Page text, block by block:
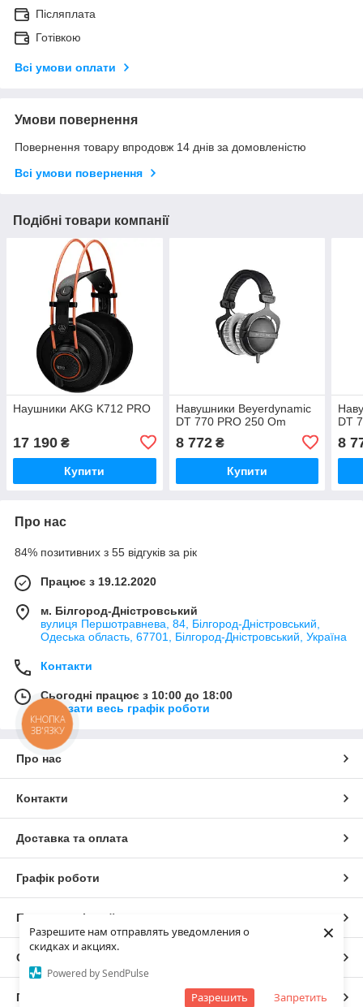
Разрешите нам отправлять уведомления о
скидках и акциях.
Powered by SendPulse
Запретить
Разрешить
×
Післяплата
Готівкою
Всі умови оплати
Умови повернення
Повернення товару впродовж 14 днів за домовленістю
Всі умови повернення
Подібні товари компанії
Наушники ​AKG K712 PRO
17 190 ₴
Купити
Навушники Beyerdynamic
DT 770 PRO 250 Om
8 772₴
Купити
DT
8
Про нас
84% позитивних з 55 відгуків за рік
Працює з 19.12.2020
м. Білгород-Дністровський
вулиця Першотравнева, 84, Білгород-Дністровський,
Одеська область, 67701, Білгород-Дністровський, Україна
Контакти
Сьогодні працює з 10:00 до 18:00
Показати весь графік роботи
Про нас
Контакти
Доставка та оплата
Графік роботи
Повна версія сайту
Сайт створено на маркетплейсі
Політика конфіденційності
КНОПКА
ЗВ'ЯЗКУ